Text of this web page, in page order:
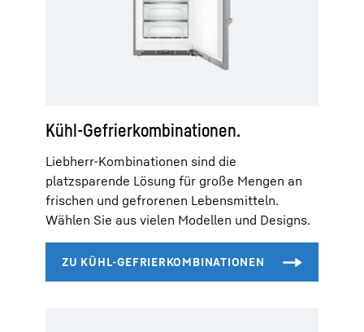
Kühl-Gefrierkombinationen.
Liebherr-Kombinationen sind die
platzsparende Lösung für große Mengen an
frischen und gefrorenen Lebensmitteln.
Wählen Sie aus vielen Modellen und Designs.